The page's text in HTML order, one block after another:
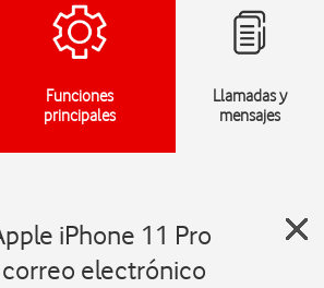
Funciones
principales
Llamadas y
mensajes
iPhone 11 Pro
correo electrónico